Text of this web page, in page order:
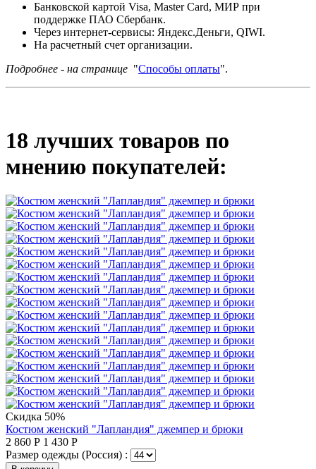
Банковской картой Visa, Master Card, МИР при
поддержке ПАО Сбербанк.
Через интернет-сервисы: Яндекс.Деньги, QIWI.
На расчетный счет организации.
Подробнее - на странице "Способы оплаты".
18 лучших товаров по
мнению покупателей:
Скидка 50%
Костюм женский "Лапландия" джемпер и брюки
2 860 Р 1 430 Р
Размер одежды (Россия) :